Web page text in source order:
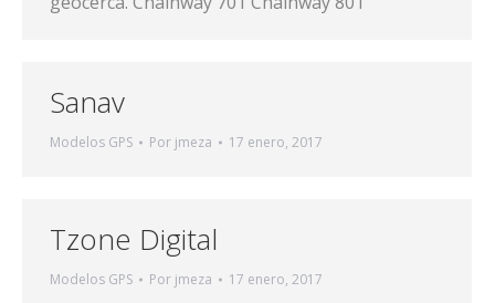
Sanav
Modelos GPS Por jmeza 17 enero, 2017
Tzone Digital
Modelos GPS Por jmeza 17 enero, 2017